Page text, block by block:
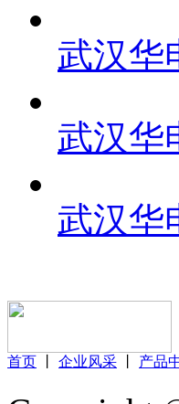
武汉华
武汉华
武汉华
首页 企业风采 产品